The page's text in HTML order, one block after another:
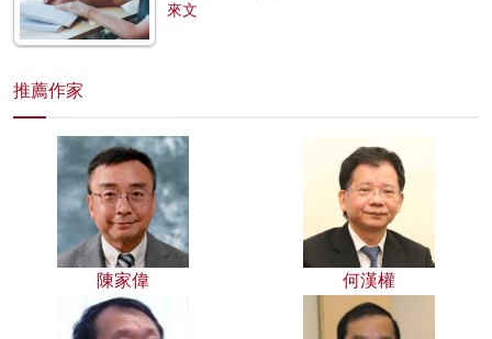
來文
推薦作家
陳家偉 何漢權